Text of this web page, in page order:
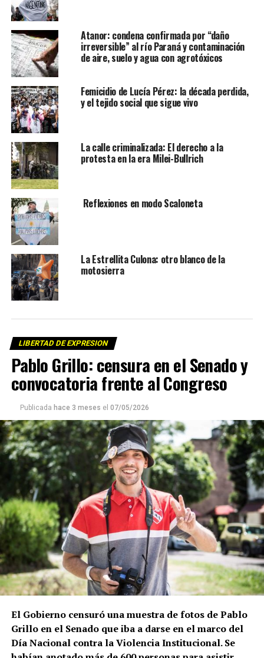
Atanor: condena confirmada por “daño
irreversible” al río Paraná y contaminación
de aire, suelo y agua con agrotóxicos
Femicidio de Lucía Pérez: la década perdida,
y el tejido social que sigue vivo
La calle criminalizada: El derecho a la
protesta en la era Milei-Bullrich
Reflexiones en modo Scaloneta
La Estrellita Culona: otro blanco de la
motosierra
LIBERTAD DE EXPRESION
Pablo Grillo: censura en el Senado y
convocatoria frente al Congreso
Publicada hace 3 meses el 07/05/2026
El Gobierno censuró una muestra de fotos de Pablo
Grillo en el Senado que iba a darse en el marco del
Día Nacional contra la Violencia Institucional. Se